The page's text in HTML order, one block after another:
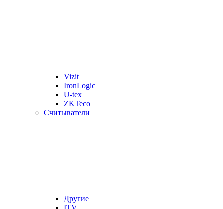
Vizit
IronLogic
U-tex
ZKTeco
Считыватели
Другие
ITV